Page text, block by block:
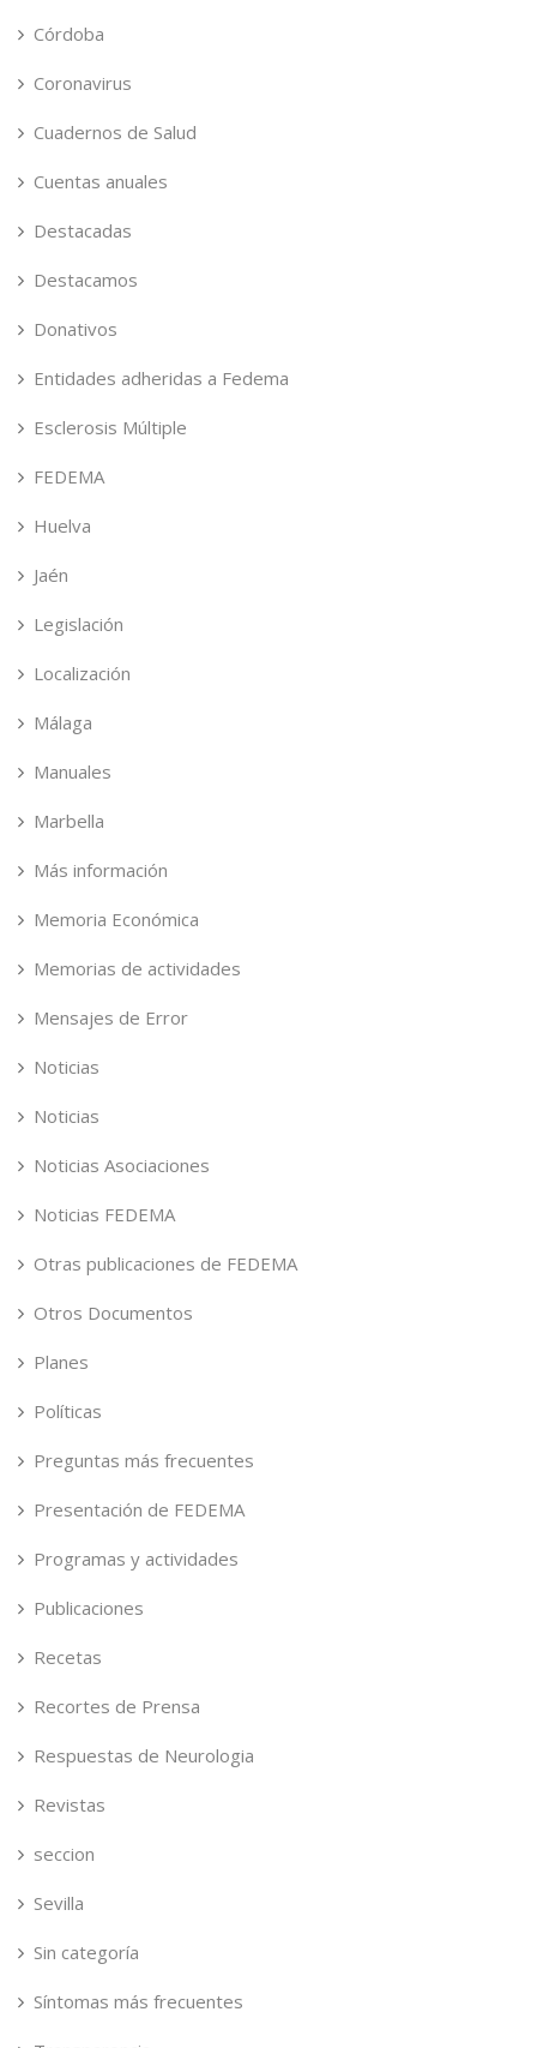
Córdoba
Coronavirus
Cuadernos de Salud
Cuentas anuales
Destacadas
Destacamos
Donativos
Entidades adheridas a Fedema
Esclerosis Múltiple
FEDEMA
Huelva
Jaén
Legislación
Localización
Málaga
Manuales
Marbella
Más información
Memoria Económica
Memorias de actividades
Mensajes de Error
Noticias
Noticias
Noticias Asociaciones
Noticias FEDEMA
Otras publicaciones de FEDEMA
Otros Documentos
Planes
Políticas
Preguntas más frecuentes
Presentación de FEDEMA
Programas y actividades
Publicaciones
Recetas
Recortes de Prensa
Respuestas de Neurologia
Revistas
seccion
Sevilla
Sin categoría
Síntomas más frecuentes